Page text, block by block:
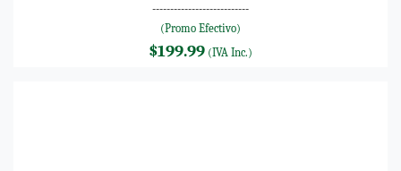
---------------------------
(Promo Efectivo)
$199.99 (IVA Inc.)